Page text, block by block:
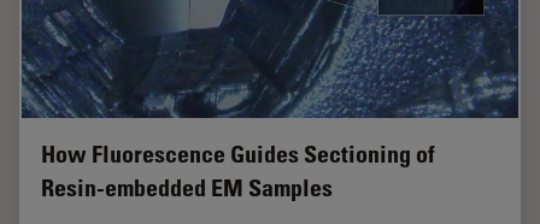
How Fluorescence Guides Sectioning of
Resin-embedded EM Samples